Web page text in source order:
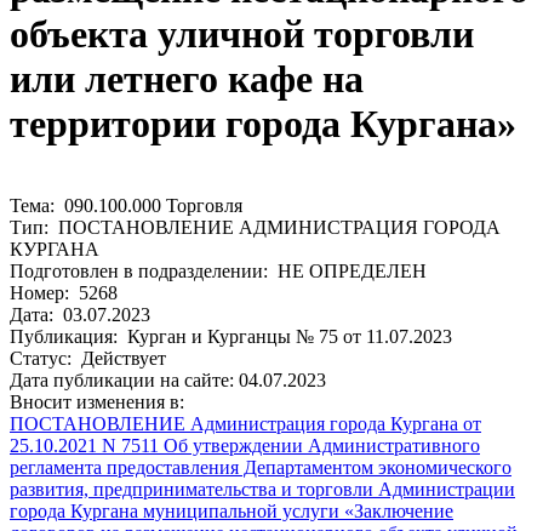
объекта уличной торговли
или летнего кафе на
территории города Кургана»
Тема: 090.100.000 Торговля
Тип: ПОСТАНОВЛЕНИЕ АДМИНИСТРАЦИЯ ГОРОДА
КУРГАНА
Подготовлен в подразделении: НЕ ОПРЕДЕЛЕН
Номер: 5268
Дата: 03.07.2023
Публикация: Курган и Курганцы № 75 от 11.07.2023
Статус: Действует
Дата публикации на сайте: 04.07.2023
Вносит изменения в:
ПОСТАНОВЛЕНИЕ Администрация города Кургана от
25.10.2021 N 7511 Об утверждении Административного
регламента предоставления Департаментом экономического
развития, предпринимательства и торговли Администрации
города Кургана муниципальной услуги «Заключение